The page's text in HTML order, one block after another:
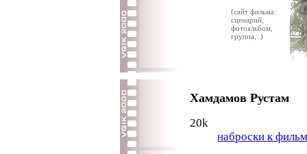
(сайт фильма:
сценарий,
фотоальбом,
группа,..)
Хамдамов Рустам
20k
наброски к